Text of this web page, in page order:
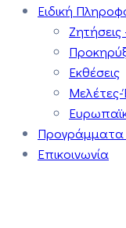
Ειδική
Εκθέσεις
Μελέτες-
Επικοινωνία